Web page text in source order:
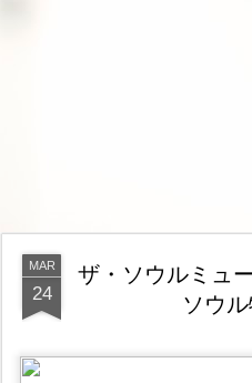
MAR
24
ザ・ソウルミュ
ソウ